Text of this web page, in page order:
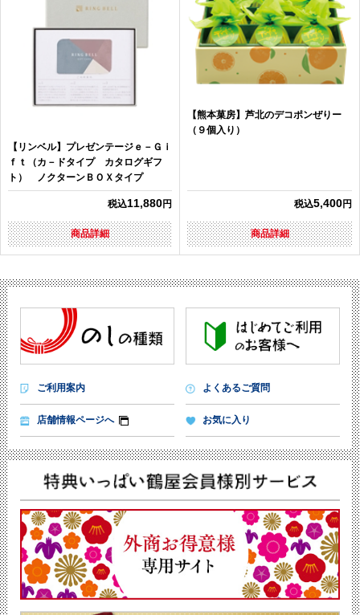
【リンベル】プレゼンテージｅ－Ｇｉ
ｆｔ（カ－ドタイプ カタログギフ
ト） ノクターンＢＯＸタイプ
税込11,880円
商品詳細
【熊本菓房】芦北のデコポンぜりー
（９個入り）
税込5,400円
商品詳細
ご利用案内 よくあるご質問
店舗情報ページへ お気に入り